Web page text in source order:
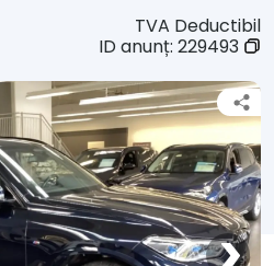
TVA Deductibil
ID anunț: 229493